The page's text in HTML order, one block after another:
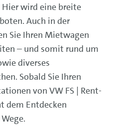
wird eine breite
Auch in der
Sie Ihren Mietwagen
– und somit rund um
diverses
Sobald Sie Ihren
von VW FS | Rent-
dem Entdecken